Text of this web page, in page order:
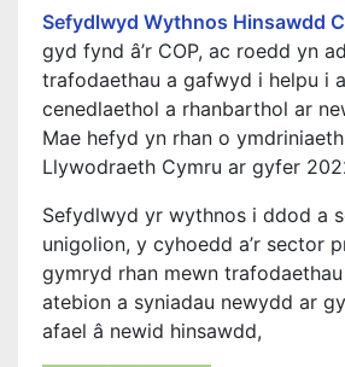
Sefydlwyd Wythnos Hinsawdd
gyd fynd â’r COP, ac roedd yn
trafodaethau a gafwyd i helpu i
cenedlaethol a rhanbarthol ar
Mae hefyd yn rhan o
Llywodraeth Cymru ar gyfer
Sefydlwyd yr wythnos i ddod a
unigolion, y cyhoedd a’r sector
gymryd rhan mewn
atebion a syniadau newydd ar
afael â newid hinsawdd,